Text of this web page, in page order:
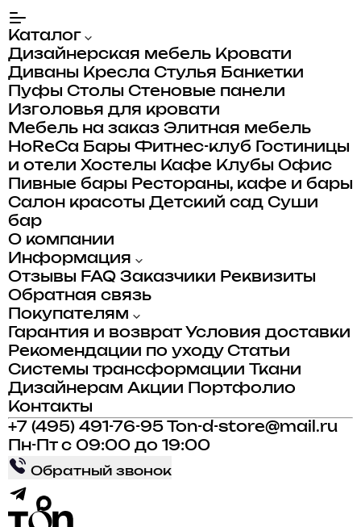
Каталог
Дизайнерская мебель Кровати
Диваны Кресла Стулья Банкетки
Пуфы Столы Стеновые панели
Изголовья для кровати
Мебель на заказ Элитная мебель
HoReCa Бары Фитнес-клуб
Гостиницы
и отели Хостелы Кафе Клубы Офис
Пивные бары Рестораны, кафе и бары
Салон красоты Детский сад Суши
бар
О компании
Информация
Отзывы FAQ Заказчики Реквизиты
Обратная связь
Покупателям
Гарантия и возврат Условия доставки
Рекомендации по уходу Статьи
Системы трансформации
Ткани
Дизайнерам Акции
Портфолио
Контакты
+7 (495) 491-76-95
Ton-d-store@mail.ru
Пн-Пт с 09:00 до 19:00
Обратный звонок